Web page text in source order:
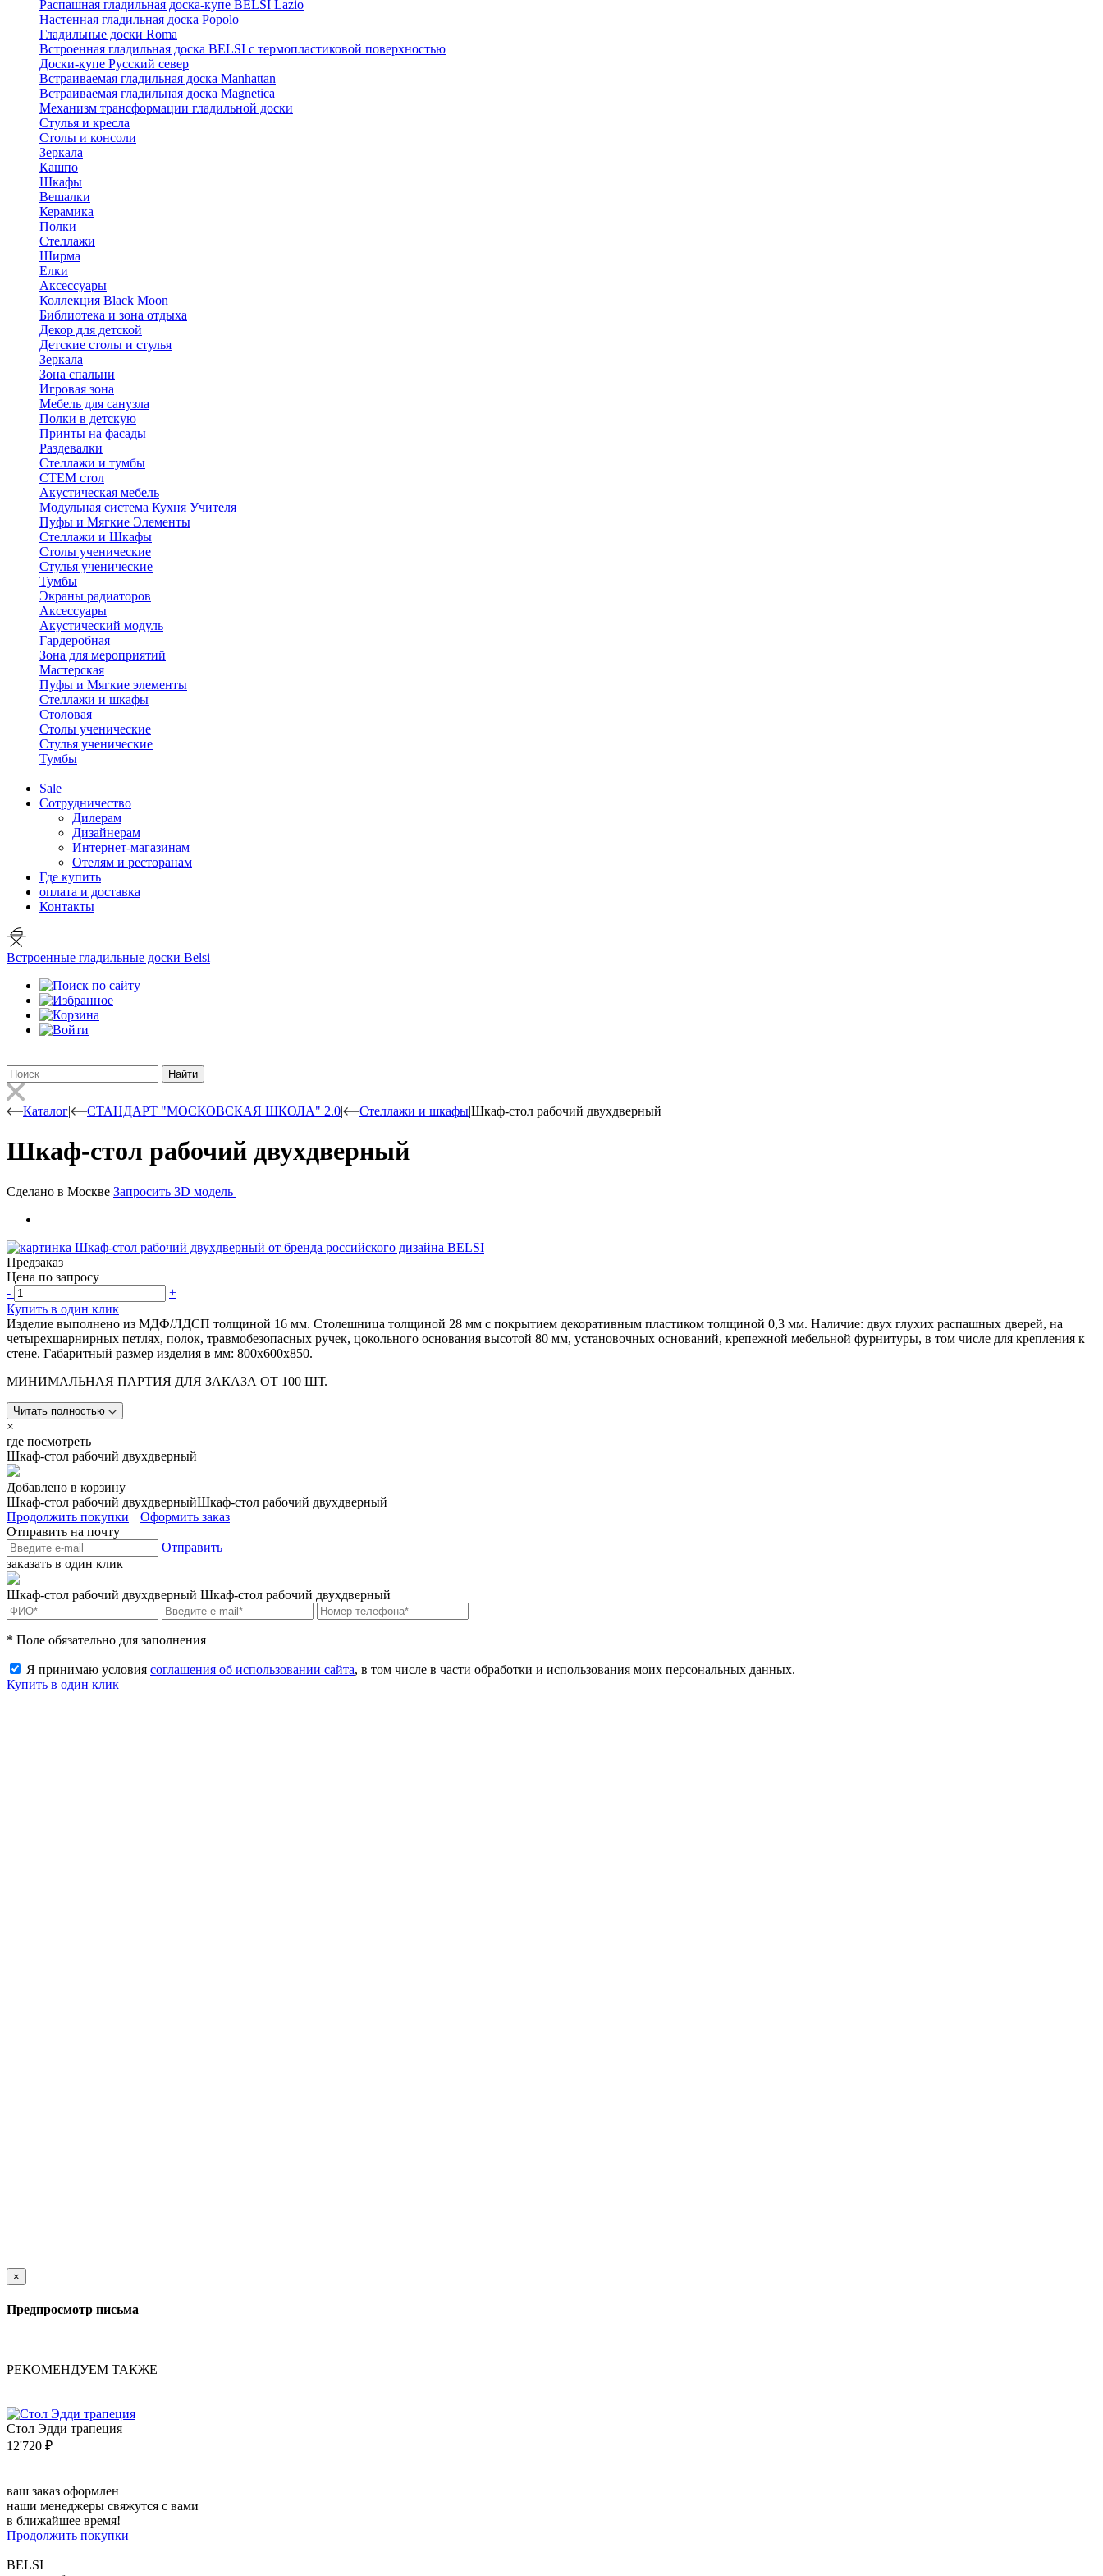
Распашная гладильная доска-купе BELSI Lazio
Настенная гладильная доска Popolo
Гладильные доски Roma
Встроенная гладильная доска BELSI с термопластиковой поверхностью
Доски-купе Русский север
Встраиваемая гладильная доска Manhattan
Встраиваемая гладильная доска Magnetica
Механизм трансформации гладильной доски
Стyлья и кресла
Столы и консоли
Зеркала
Кашпо
Шкафы
Вешалки
Керамика
Полки
Стеллажи
Ширма
Елки
Аксессуары
Коллекция Black Moon
Библиотека и зона отдыха
Декор для детской
Детские столы и стулья
Зеркала
Зона спальни
Игровая зона
Мебель для санузла
Полки в детскую
Принты на фасады
Раздевалки
Стеллажи и тумбы
СТЕМ стол
Акустическая мебель
Модульная система Кухня Учителя
Пуфы и Мягкие Элементы
Стеллажи и Шкафы
Столы ученические
Стулья ученические
Тумбы
Экраны радиаторов
Аксессуары
Акустический модуль
Гардеробная
Зона для мероприятий
Мастерская
Пуфы и Мягкие элементы
Стеллажи и шкафы
Столовая
Столы ученические
Стулья ученические
Тумбы
Sale
Сотрудничество
Дилерам
Дизайнерам
Интернет-магазинам
Отелям и ресторанам
Где купить
оплата и доставка
Контакты
Встроенные гладильные доски Belsi
Найти
Каталог| СТАНДАРТ "МОСКОВСКАЯ ШКОЛА" 2.0| Стеллажи и шкафы|Шкаф-стол рабочий двухдверный
Шкаф-стол рабочий двухдверный
Сделано в Москве Запросить 3D модель
Предзаказ
Цена по запросу
-
+
Купить в один клик
Изделие выполнено из МДФ/ЛДСП толщиной 16 мм. Столешница толщиной 28 мм с покрытием декоративным пластиком толщиной 0,3 мм. Наличие: двух глухих распашных дверей, на
четырехшарнирных петлях, полок, травмобезопасных ручек, цокольного основания высотой 80 мм, установочных оснований, крепежной мебельной фурнитуры, в том числе для крепления к
стене. Габаритный размер изделия в мм: 800х600х850.
МИНИМАЛЬНАЯ ПАРТИЯ ДЛЯ ЗАКАЗА ОТ 100 ШТ.
Читать полностью
×
где посмотреть
Шкаф-стол рабочий двухдверный
Добавлено в корзину
Шкаф-стол рабочий двухдверныйШкаф-стол рабочий двухдверный
Продолжить покупки
Оформить заказ
Отправить на почту
Отправить
заказать в один клик
Шкаф-стол рабочий двухдверный Шкаф-стол рабочий двухдверный
* Поле обязательно для заполнения
Я принимаю условия соглашения об использовании сайта, в том числе в части обработки и использования моих персональных данных.
Купить в один клик
×
Предпросмотр письма
РЕКОМЕНДУЕМ ТАКЖЕ
Стол Эдди трапеция
12'720 ₽
ваш заказ оформлен
наши менеджеры свяжутся с вами
в ближайшее время!
Продолжить покупки
BELSI